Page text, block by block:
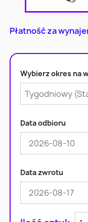
Płatność za
Wybierz okres na
Data odbioru
Data zwrotu